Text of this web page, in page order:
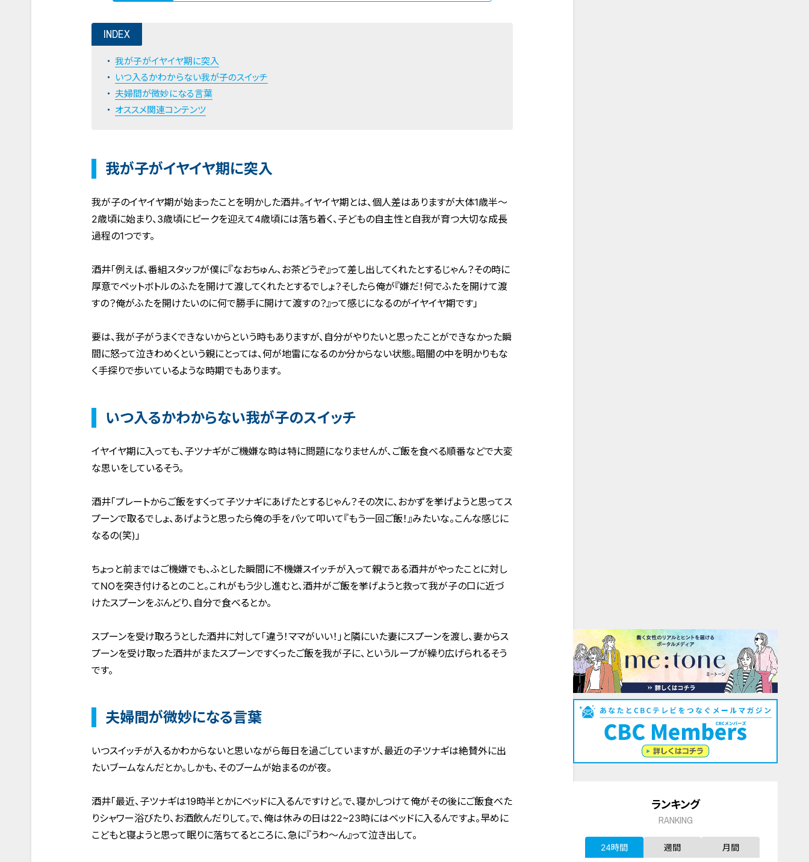
INDEX
我が子がイヤイヤ期に突入
いつ入るかわからない我が子のスイッチ
夫婦間が微妙になる言葉
オススメ関連コンテンツ
我が子がイヤイヤ期に突入
我が子のイヤイヤ期が始まったことを明かした酒井。イヤイヤ期とは、個人差はありますが大体1歳半～
2歳頃に始まり、3歳頃にピークを迎えて4歳頃には落ち着く、子どもの自主性と自我が育つ大切な成長
過程の1つです。
酒井「例えば、番組スタッフが僕に『なおちゅん、お茶どうぞ』って差し出してくれたとするじゃん？その時に
厚意でペットボトルのふたを開けて渡してくれたとするでしょ？そしたら俺が『嫌だ！何でふたを開けて渡
すの？俺がふたを開けたいのに何で勝手に開けて渡すの？』って感じになるのがイヤイヤ期です」
要は、我が子がうまくできないからという時もありますが、自分がやりたいと思ったことができなかった瞬
間に怒って泣きわめくという親にとっては、何が地雷になるのか分からない状態。暗闇の中を明かりもな
く手探りで歩いているような時期でもあります。
いつ入るかわからない我が子のスイッチ
イヤイヤ期に入っても、子ツナギがご機嫌な時は特に問題になりませんが、ご飯を食べる順番などで大変
な思いをしているそう。
酒井「プレートからご飯をすくって子ツナギにあげたとするじゃん？その次に、おかずを挙げようと思ってス
プーンで取るでしょ、あげようと思ったら俺の手をパッて叩いて『もう一回ご飯！』みたいな。こんな感じに
なるの(笑)」
ちょっと前まではご機嫌でも、ふとした瞬間に不機嫌スイッチが入って親である酒井がやったことに対し
てNOを突き付けるとのこと。これがもう少し進むと、酒井がご飯を挙げようと救って我が子の口に近づ
けたスプーンをぶんどり、自分で食べるとか。
スプーンを受け取ろうとした酒井に対して「違う！ママがいい！」と隣にいた妻にスプーンを渡し、妻からス
プーンを受け取った酒井がまたスプーンですくったご飯を我が子に、というループが繰り広げられるそう
です。
夫婦間が微妙になる言葉
いつスイッチが入るかわからないと思いながら毎日を過ごしていますが、最近の子ツナギは絶賛外に出
たいブームなんだとか。しかも、そのブームが始まるのが夜。
酒井「最近、子ツナギは19時半とかにベッドに入るんですけど。で、寝かしつけて俺がその後にご飯食べた
りシャワー浴びたり、お酒飲んだりして。で、俺は休みの日は22~23時にはベッドに入るんですよ。早めに
こどもと寝ようと思って眠りに落ちてるところに、急に『うわ～ん』って泣き出して。
ランキング
RANKING
24時間 週間 月間